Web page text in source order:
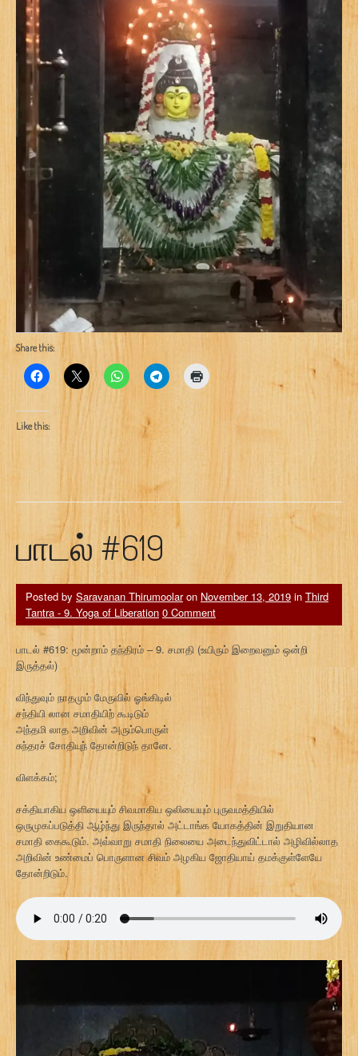
Share this:
Like this:
பாடல் #619
Posted by Saravanan Thirumoolaron November 13, 2019 in Third
Tantra - 9. Yoga of Liberation 0 Comment
பாடல் #619: மூன்றாம் தந்திரம் – 9. சமாதி (உயிரும் இறைவனும் ஒன்றி
இருத்தல்)
விந்துவும் நாதமும் மேருவில் ஓங்கிடில்
சந்தியி லான சமாதியிற் கூடிடும்
அந்தமி லாத அறிவின் அரும்பொருள்
சுந்தரச் சோதியுந் தோன்றிடுந் தானே.
விளக்கம்;
சக்தியாகிய ஒளியையும் சிவமாகிய ஒலியையும் புருவமத்தியில்
ஒருமுகப்படுத்தி ஆழ்ந்து இருந்தால் அட்டாங்க யோகத்தின் இறுதியான
சமாதி கைகூடும். அவ்வாறு சமாதி நிலையை அடைந்துவிட்டால் அழிவில்லாத
அறிவின் உண்மைப் பொருளான சிவம் அழகிய ஜோதியாய் தமக்குள்ளேயே
தோன்றிடும்.